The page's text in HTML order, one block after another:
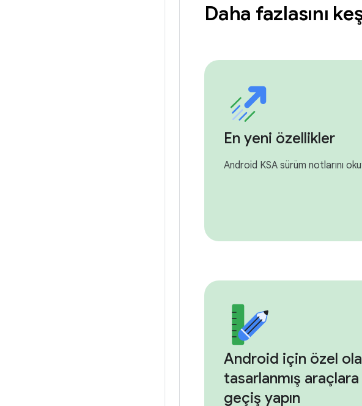
Daha fazlasını
En yeni özellikler
Android KSA sürüm notlarını
Android için özel
tasarlanmış
geçiş yapın